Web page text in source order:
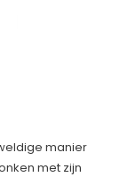
manier
met zijn